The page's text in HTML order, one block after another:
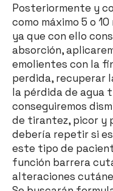
Posteriormente y
como máximo 5 o
ya que con ello
absorción,
emolientes con la
perdida, recuperar
la pérdida de agua
conseguiremos
de tirantez, picor y
debería repetir si
este tipo de
función barrera
alteraciones